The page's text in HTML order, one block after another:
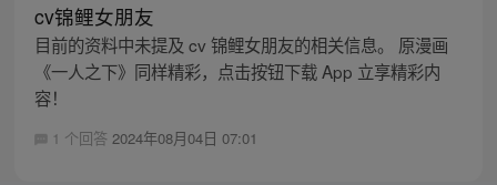
cv锦鲤女朋友
目前的资料中未提及 cv 锦鲤女朋友的相关信息。 原漫画
《一人之下》同样精彩，点击按钮下载 App 立享精彩内
容！
1 个回答 2024年08月04日 07:01